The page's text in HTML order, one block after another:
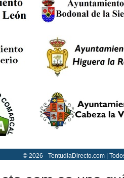
© 2026 - TentudiaDirecto.com |